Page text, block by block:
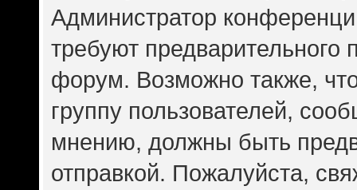
Администратор
требуют предварительного
форум. Возможно также,
группу пользователей,
мнению, должны быть
отправкой. Пожалуйста,